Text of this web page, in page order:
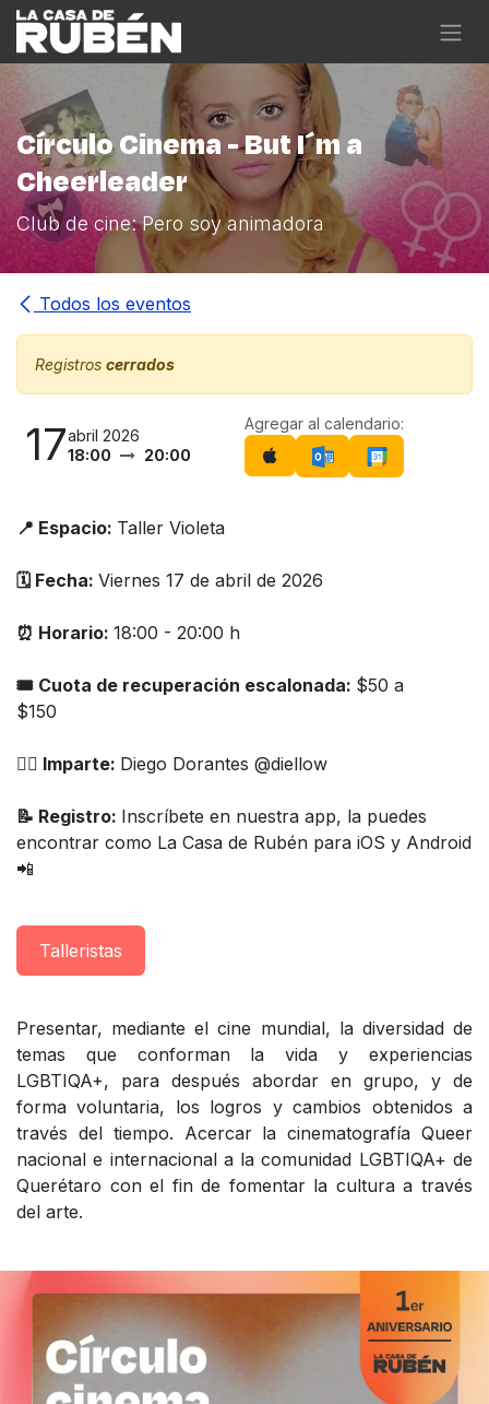
Ir al contenido
Círculo Cinema - But I´m a
Cheerleader
Club de cine: Pero soy animadora
Todos los eventos
Registros cerrados
17abril 2026
18:00
20:00
Agregar al calendario:
📍 Espacio: Taller Violeta
🗓️ Fecha: Viernes 17 de abril de 2026
⏰ Horario: 18:00 - 20:00 h
🎟 Cuota de recuperación escalonada: $50 a
$150
👨‍⚕️ Imparte: Diego Dorantes @diellow
📝 Registro: Inscríbete en nuestra app, la puedes
encontrar como La Casa de Rubén para iOS y Android
📲​
Taller​istas
Presentar, mediante el cine mundial, la diversidad de
temas que conforman la vida y experiencias
LGBTIQA+, para después abordar en grupo, y de
forma voluntaria, los logros y cambios obtenidos a
través del tiempo. Acercar la cinematografía Queer
nacional e internacional a la comunidad LGBTIQA+ de
Querétaro con el fin de fomentar la cultura a través
del arte.